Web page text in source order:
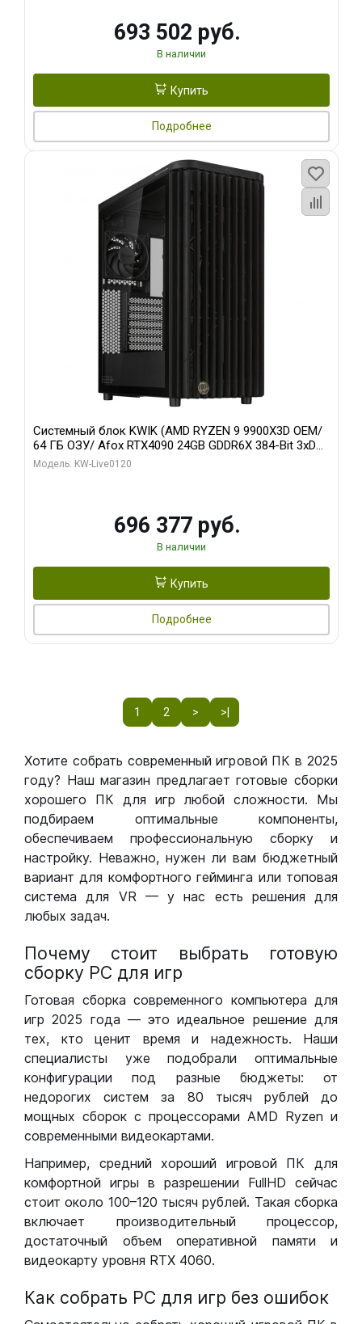
693 502 руб.
В наличии
Купить
Подробнее
Системный блок KWIK (AMD RYZEN 9 9900X3D OEM/
64 ГБ ОЗУ/ Afox RTX4090 24GB GDDR6X 384-Bit 3xDP
HDMI ATX Turbo/ 1 ТБ SSD)
Модель: KW-Live0120
696 377 руб.
В наличии
Купить
Подробнее
1 2 > >|
Хотите собрать современный игровой ПК в 2025
году? Наш магазин предлагает готовые сборки
хорошего ПК для игр любой сложности. Мы
подбираем оптимальные компоненты,
обеспечиваем профессиональную сборку и
настройку. Неважно, нужен ли вам бюджетный
вариант для комфортного гейминга или топовая
система для VR — у нас есть решения для
любых задач.
Почему стоит выбрать готовую
сборку РС для игр
Готовая сборка современного компьютера для
игр 2025 года — это идеальное решение для
тех, кто ценит время и надежность. Наши
специалисты уже подобрали оптимальные
конфигурации под разные бюджеты: от
недорогих систем за 80 тысяч рублей до
мощных сборок с процессорами AMD Ryzen и
современными видеокартами.
Например, средний хороший игровой ПК для
комфортной игры в разрешении FullHD сейчас
стоит около 100–120 тысяч рублей. Такая сборка
включает производительный процессор,
достаточный объем оперативной памяти и
видеокарту уровня RTX 4060.
Как собрать РС для игр без ошибок